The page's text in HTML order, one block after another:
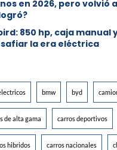
en 2026, pero volvió
850 hp, caja manual
la era eléctrica
bmw byd
de alta gama carros deportivos
hibridos carros nacionales